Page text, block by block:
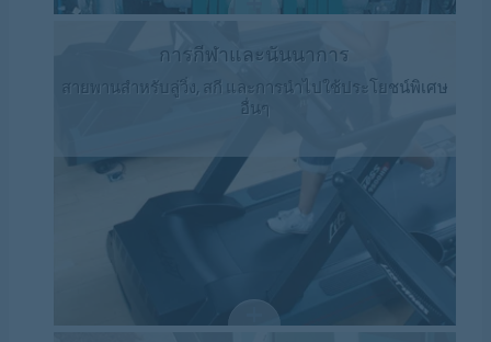
การกีฬาและนันนาการ
สายพานสำหรับลู่วิ่ง, สกี และการนำไปใช้ประโยชน์พิเศษ
อื่นๆ